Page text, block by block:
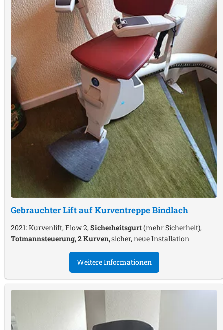
Gebrauchter Lift auf KurventreppeBindlach
2021: Kurvenlift, Flow 2, Sicherheitsgurt(mehr Sicherheit),
Totmannsteuerung, 2 Kurven,sicher, neue Installation
Weitere Informationen